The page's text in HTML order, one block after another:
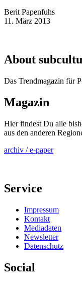
Berit Papenfuhs
11. März 2013
About
Das Trendmagazin für
Magazin
Hier findest Du alle
aus den anderen
archiv / e-paper
Service
Impressum
Kontakt
Mediadaten
Newsletter
Datenschutz
Social